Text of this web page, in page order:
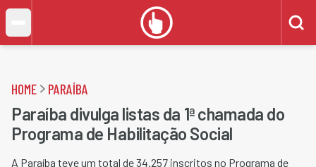
HOME PARAÍBA
Paraíba divulga listas da 1ª chamada do
Programa de Habilitação Social
A Paraíba teve um total de 34.257 inscritos no Programa de